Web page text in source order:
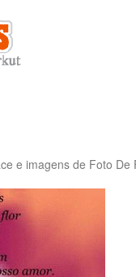
e imagens de Foto